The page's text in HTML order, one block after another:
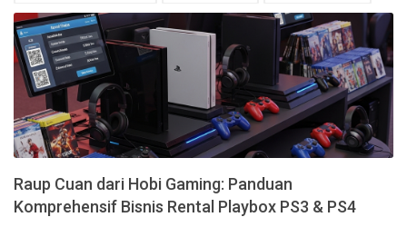
PS3 PS4 ROI TIPS BISNIS GAMING
Raup Cuan dari Hobi Gaming: Panduan
Komprehensif Bisnis Rental Playbox PS3 & PS4